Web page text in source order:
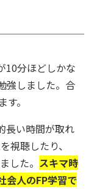
10分ほどしかな
強しました。合
。
長い時間が取れ
視聴したり、
した。 スキマ時
会人のFP学習で